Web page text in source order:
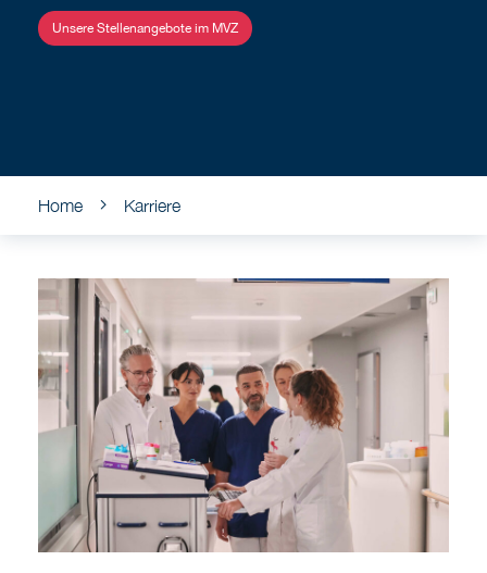
Unsere Stellenangebote im MVZ
Home Karriere